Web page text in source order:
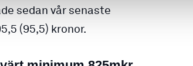
sedan vår senaste
(95,5) kronor.